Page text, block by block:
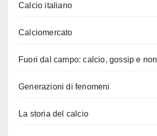
Calcio italiano
Calciomercato
Fuori dal campo: calcio, gossip e
Generazioni di fenomeni
La storia del calcio